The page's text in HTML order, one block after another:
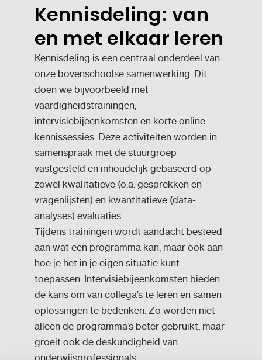
Kennisdeling: van
en met elkaar leren
Kennisdeling is een centraal onderdeel van
onze bovenschoolse samenwerking. Dit
doen we bijvoorbeeld met
vaardigheidstrainingen,
intervisiebijeenkomsten en korte online
kennissessies. Deze activiteiten worden in
samenspraak met de stuurgroep
vastgesteld en inhoudelijk gebaseerd op
zowel kwalitatieve (o.a. gesprekken en
vragenlijsten) en kwantitatieve (data-
analyses) evaluaties.
Tijdens trainingen wordt aandacht besteed
aan wat een programma kan, maar ook aan
hoe je het in je eigen situatie kunt
toepassen. Intervisiebijeenkomsten bieden
de kans om van collega’s te leren en samen
oplossingen te bedenken. Zo worden niet
alleen de programma’s beter gebruikt, maar
groeit ook de deskundigheid van
onderwijsprofessionals